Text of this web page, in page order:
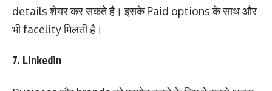
details शेयर कर सकते है। इसके Paid options के साथ और
भी facelity मिलती है।
7. Linkedin